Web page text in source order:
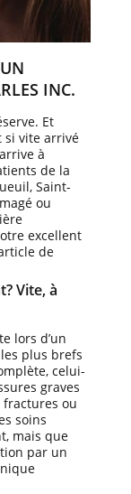
INC.
Et
si vite arrivé
à
de la
Saint-
ou
excellent
de
Vite, à
lors d’un
plus brefs
celui-
graves
fractures ou
soins
mais que
par un